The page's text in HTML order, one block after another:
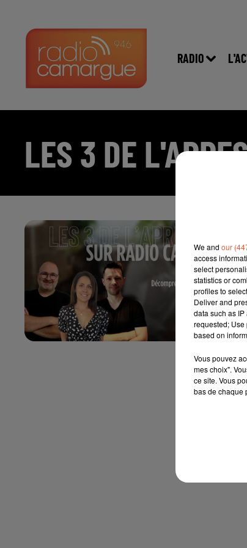
RADIO
LES 3 DE
We and our
access
select
statistics or
profiles to
Deliver and
data such as
requested;
based on
Vous pouvez
mes choix".
ce site. Vous
bas de chaque